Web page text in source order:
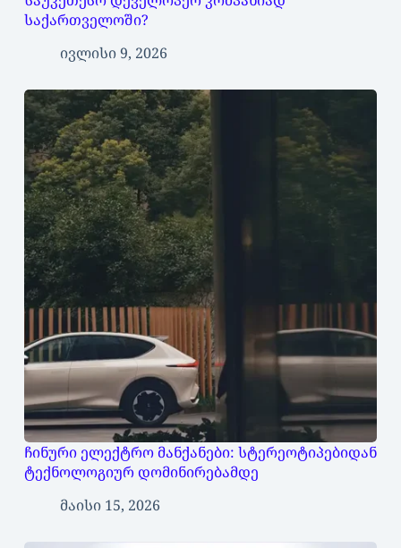
საქართველოში?
ივლისი 9, 2026
ჩინური ელექტრო მანქანები: სტერეოტიპებიდან
ტექნოლოგიურ დომინირებამდე
მაისი 15, 2026